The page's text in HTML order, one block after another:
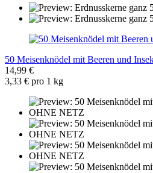
50 Meisenknödel mit Beeren und
14,99 €
3,33 € pro 1 kg